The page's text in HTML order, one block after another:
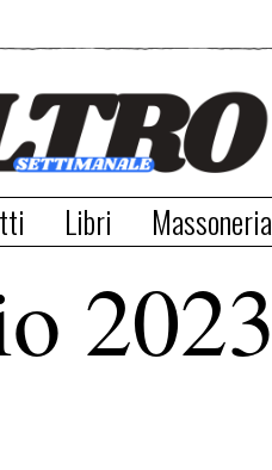
Libri Massoneria
2023